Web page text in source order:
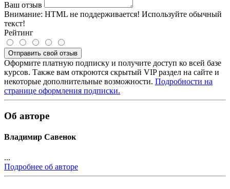
Ваш отзыв
Внимание: HTML не поддерживается! Используйте обычный
текст!
Рейтинг
Отправить свой отзыв
Оформите платную подписку и получите доступ ко всей базе
курсов. Также вам откроются скрытый VIP раздел на сайте и
некоторые дополнительные возможности. Подробности на
странице оформления подписки.
Об авторе
Владимир Савенок
...
Подробнее об авторе